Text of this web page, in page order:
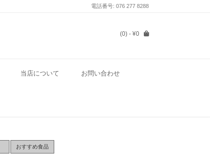
電話番号: 076 277 8288
(0) - ¥0
当店について お問い合わせ
おすすめ食品